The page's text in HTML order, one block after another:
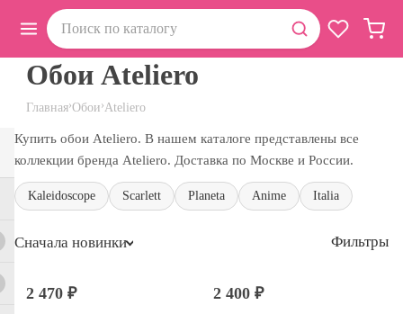
Главная›Обои›Ateliero
Обои Ateliero
Купить обои Ateliero. В нашем каталоге представлены все
коллекции бренда Ateliero. Доставка по Москве и России.
Kaleidoscope Scarlett Planeta Anime Italia
Сначала новинки Фильтры
2 470 ₽ 2 400 ₽